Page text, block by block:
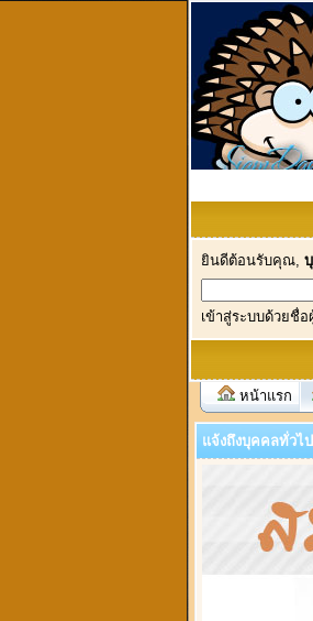
ยินดีต้อนรับคุณ,
เข้าสู่ระบบด้วยชื่
หน้าแรก
แจ้งถึงบุคคลทั่วไ